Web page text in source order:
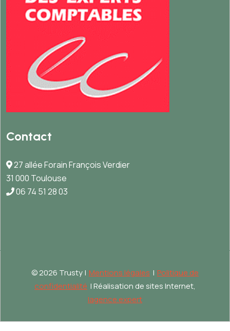
Contact
27 allée Forain François Verdier
31 000 Toulouse
06 74 51 28 03
©2026 Trusty | Mentions légales | Politique de
confidentialité | Réalisation de sites Internet,
lagence.expert